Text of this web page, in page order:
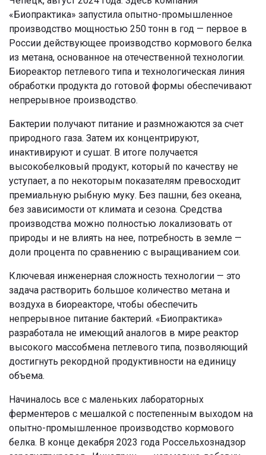
«Биопрактика» запустила опытно-промышленное
производство мощностью 250 тонн в год — первое в
России действующее производство кормового белка
из метана, основанное на отечественной технологии.
Биореактор петлевого типа и технологическая линия
обработки продукта до готовой формы обеспечивают
непрерывное производство.
Бактерии получают питание и размножаются за счет
природного газа. Затем их концентрируют,
инактивируют и сушат. В итоге получается
высокобелковый продукт, который по качеству не
уступает, а по некоторым показателям превосходит
премиальную рыбную муку. Без пашни, без океана,
без зависимости от климата и сезона. Средства
производства можно полностью локализовать от
природы и не влиять на нее, потребность в земле —
доли процента по сравнению с выращиванием сои.
Ключевая инженерная сложность технологии — это
задача растворить большое количество метана и
воздуха в биореакторе, чтобы обеспечить
непрерывное питание бактерий. «Биопрактика»
разработала не имеющий аналогов в мире реактор
высокого массобмена петлевого типа, позволяющий
достигнуть рекордной продуктивности на единицу
объема.
Начиналось все с маленьких лабораторных
ферментеров с мешалкой с постепенным выходом на
опытно-промышленное производство кормового
белка. В конце декабря 2023 года Россельхознадзор